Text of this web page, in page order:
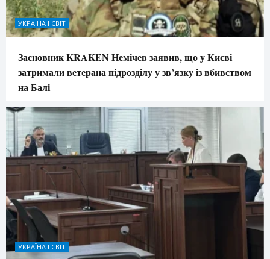
УКРАЇНА І СВІТ
Засновник KRAKEN Немічев заявив, що у Києві
затримали ветерана підрозділу у зв’язку із вбивством
на Балі
УКРАЇНА І СВІТ